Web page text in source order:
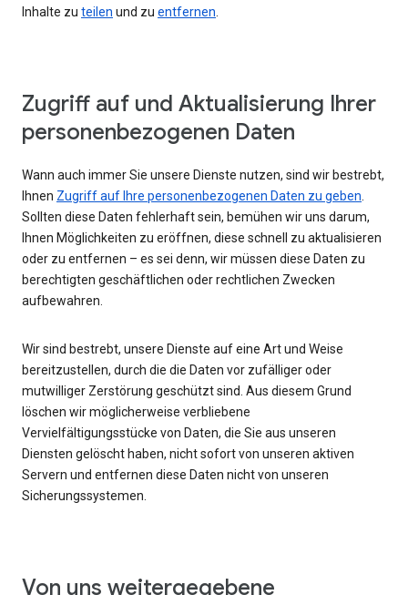
Inhalte zu teilen und zu entfernen.
Zugriff auf und Aktualisierung Ihrer
personenbezogenen Daten
Wann auch immer Sie unsere Dienste nutzen, sind wir bestrebt,
Ihnen Zugriff auf Ihre personenbezogenen Daten zu geben.
Sollten diese Daten fehlerhaft sein, bemühen wir uns darum,
Ihnen Möglichkeiten zu eröffnen, diese schnell zu aktualisieren
oder zu entfernen – es sei denn, wir müssen diese Daten zu
berechtigten geschäftlichen oder rechtlichen Zwecken
aufbewahren.
Wir sind bestrebt, unsere Dienste auf eine Art und Weise
bereitzustellen, durch die die Daten vor zufälliger oder
mutwilliger Zerstörung geschützt sind. Aus diesem Grund
löschen wir möglicherweise verbliebene
Vervielfältigungsstücke von Daten, die Sie aus unseren
Diensten gelöscht haben, nicht sofort von unseren aktiven
Servern und entfernen diese Daten nicht von unseren
Sicherungssystemen.
Von uns weitergegebene